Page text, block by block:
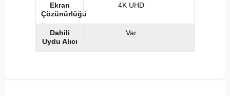
Ekran
Çözünürlüğü
4K UHD
Dahili
Uydu Alıcı
Var